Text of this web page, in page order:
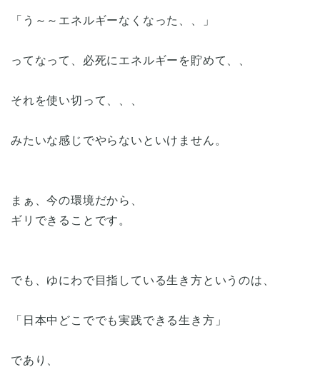
「う～～エネルギーなくなった、、」
ってなって、必死にエネルギーを貯めて、、
それを使い切って、、、
みたいな感じでやらないといけません。
まぁ、今の環境だから、
ギリできることです。
でも、ゆにわで目指している生き方というのは、
「日本中どこででも実践できる生き方」
であり、